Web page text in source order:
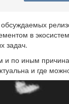
в
задач.
по иным
и где